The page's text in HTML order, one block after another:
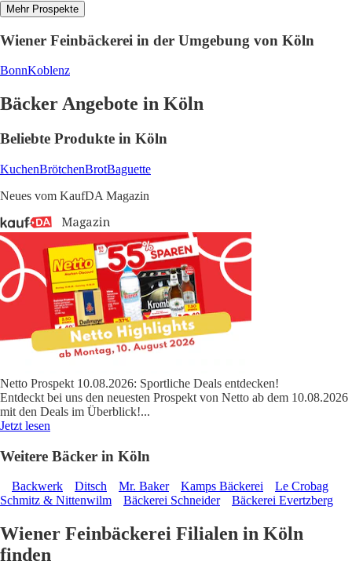
Mehr Prospekte
Wiener Feinbäckerei in der Umgebung von Köln
BonnKoblenz
Bäcker Angebote in Köln
Beliebte Produkte in Köln
KuchenBrötchenBrotBaguette
Neues vom KaufDA Magazin
Netto Prospekt 10.08.2026: Sportliche Deals entdecken!
Entdeckt bei uns den neuesten Prospekt von Netto ab dem 10.08.2026
mit den Deals im Überblick!...
Jetzt lesen
Weitere Bäcker in Köln
Backwerk Ditsch Mr. Baker Kamps Bäckerei
Le Crobag
Schmitz & Nittenwilm
Bäckerei Schneider Bäckerei Evertzberg
Wiener Feinbäckerei Filialen in Köln
finden